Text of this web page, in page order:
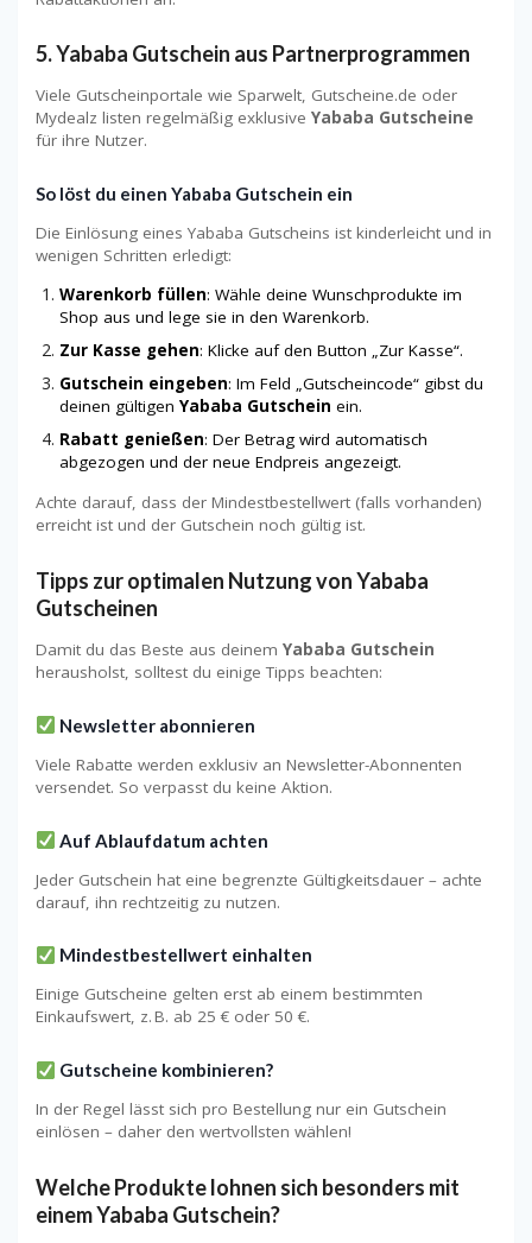
5.Yababa Gutschein aus Partnerprogrammen
Viele Gutscheinportale wie Sparwelt, Gutscheine.de oder
Mydealz listen regelmäßig exklusive Yababa Gutscheine
für ihre Nutzer.
So löst du einen Yababa Gutschein ein
Die Einlösung eines Yababa Gutscheins ist kinderleicht und in
wenigen Schritten erledigt:
Warenkorb füllen: Wähle deine Wunschprodukte im
Shop aus und lege sie in den Warenkorb.
Zur Kasse gehen: Klicke auf den Button „Zur Kasse“.
Gutschein eingeben: Im Feld „Gutscheincode“ gibst du
deinen gültigen Yababa Gutschein ein.
Rabatt genießen: Der Betrag wird automatisch
abgezogen und der neue Endpreis angezeigt.
Achte darauf, dass der Mindestbestellwert (falls vorhanden)
erreicht ist und der Gutschein noch gültig ist.
Tipps zur optimalen Nutzung von Yababa
Gutscheinen
Damit du das Beste aus deinem Yababa Gutschein
herausholst, solltest du einige Tipps beachten:
Newsletter abonnieren
Viele Rabatte werden exklusiv an Newsletter-Abonnenten
versendet. So verpasst du keine Aktion.
Auf Ablaufdatum achten
Jeder Gutschein hat eine begrenzte Gültigkeitsdauer – achte
darauf, ihn rechtzeitig zu nutzen.
Mindestbestellwert einhalten
Einige Gutscheine gelten erst ab einem bestimmten
Einkaufswert, z. B. ab 25 € oder 50 €.
Gutscheine kombinieren?
In der Regel lässt sich pro Bestellung nur ein Gutschein
einlösen – daher den wertvollsten wählen!
Welche Produkte lohnen sich besonders mit
einem Yababa Gutschein?